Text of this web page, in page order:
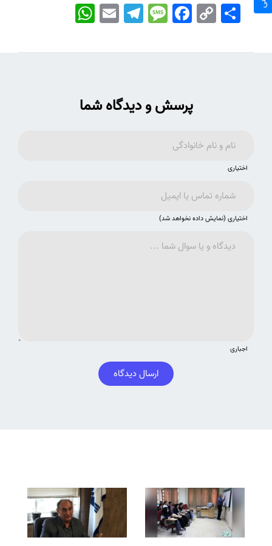
WhatsApp EmailTelegramMessageFacebook Copy
Link
اشتراک
پرسش و دیدگاه شما
اختیاری
اختیاری (نمایش داده نخواهد شد)
اجباری
ارسال دیدگاه